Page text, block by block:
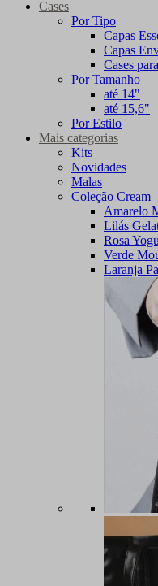
Cases
Por Tipo
Capas
Capas
Cases
Por Tamanho
até 14"
até 15,6"
Por Estilo
Mais categorias
Kits
Novidades
Malas
Coleção Cream
Amarelo
Lilás
Rosa
Verde
Laranja